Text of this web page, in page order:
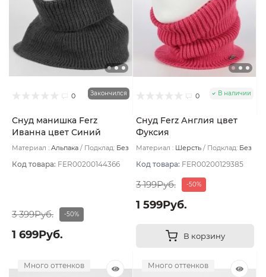
0 Закончился
Снуд манишка Ferz
Иванна цвет Синий
электрик
Материал : Альпака Подклад: Без
Код товара: FER00200144366
3 399Руб. -50%
1 699Руб.
0 В наличии
Снуд Ferz Англия цвет
Фуксия
Материал : Шерсть Подклад: Без
Код товара: FER00200129385
3 199Руб. -50%
1 599Руб.
В корзину
Много оттенков Много оттенков